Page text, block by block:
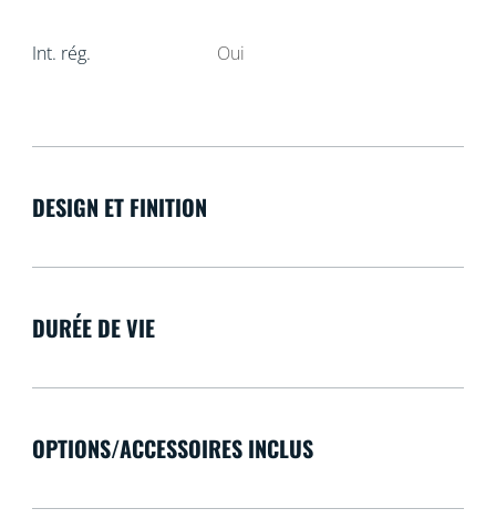
Int. rég. Oui
DESIGN ET FINITION
DURÉE DE VIE
OPTIONS/ACCESSOIRES INCLUS